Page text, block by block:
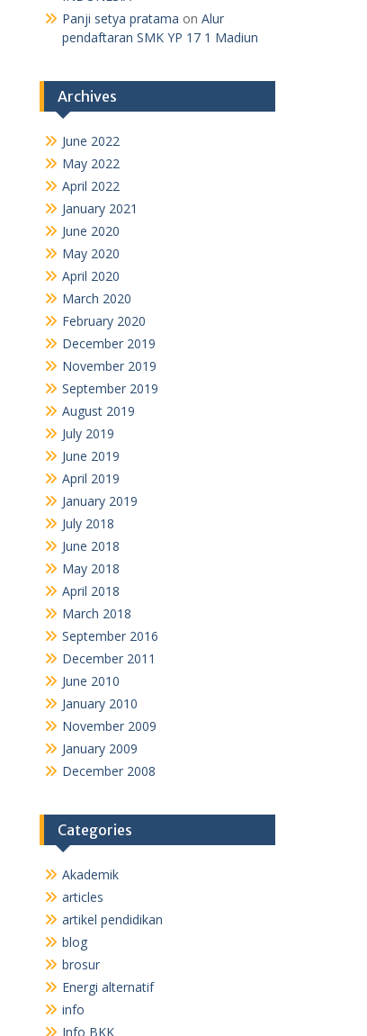
Alur
pendaftaran SMK YP 17 1 Madiun
Archives
April 2022
January 2021
June 2020
April 2020
March 2020
February 2020
December 2019
November 2019
September 2019
August 2019
July 2019
June 2019
April 2019
January 2019
July 2018
June 2018
April 2018
March 2018
September 2016
December 2011
November 2009
December 2008
Categories
Akademik
articles
artikel pendidikan
blog
brosur
Energi alternatif
info
Info BKK